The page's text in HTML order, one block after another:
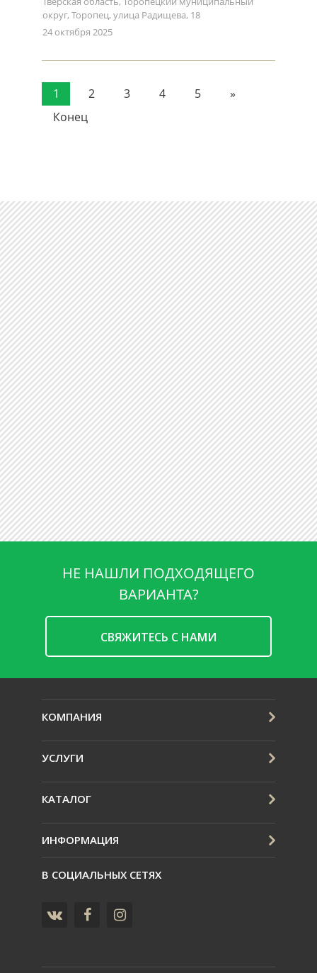
округ, Торопец, улица Радищева, 18
24 октября 2025
1 2 3 4 5
»
Конец
НЕ НАШЛИ ПОДХОДЯЩЕГО
ВАРИАНТА?
CВЯЖИТЕСЬ С НАМИ
КОМПАНИЯ
УСЛУГИ
КАТАЛОГ
ИНФОРМАЦИЯ
В СОЦИАЛЬНЫХ СЕТЯХ